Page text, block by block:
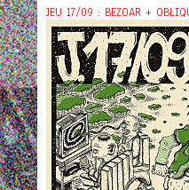
JEU 17/09 : BEZOAR +